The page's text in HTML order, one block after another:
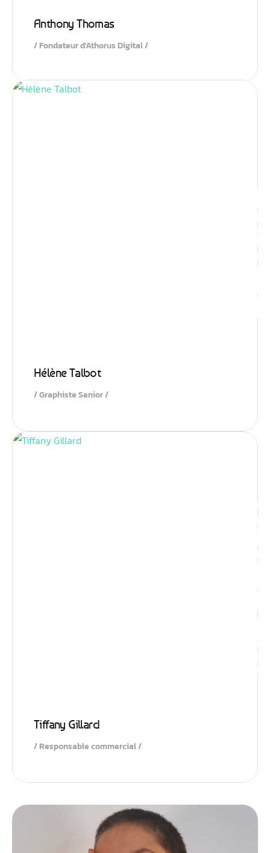
Anthony Thomas
Fondateur d'Athorus Digital
Hélène Talbot
Graphiste Senior
Tiffany Gillard
Responsable commercial